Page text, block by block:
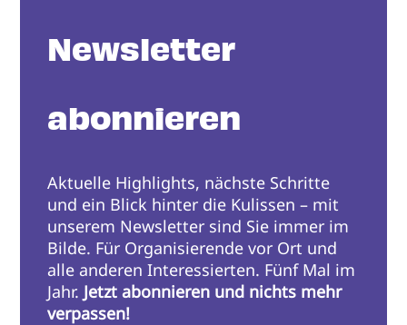
Newsletter
abonnieren
Aktuelle Highlights, nächste Schritte
und ein Blick hinter die Kulissen – mit
unserem Newsletter sind Sie immer im
Bilde. Für Organisierende vor Ort und
alle anderen Interessierten. Fünf Mal im
Jahr. Jetzt abonnieren und nichts mehr
verpassen!